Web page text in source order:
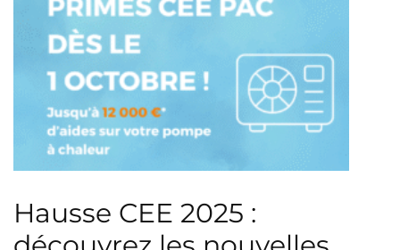
Hausse CEE 2025 :